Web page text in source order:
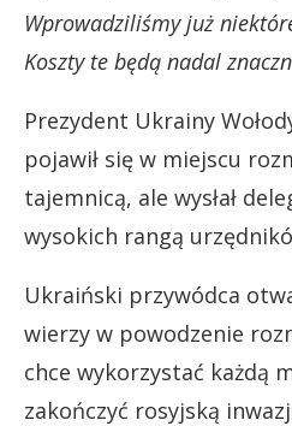
Wprowadziliśmy już
Koszty te będą nadal
Prezydent Ukrainy
pojawił się w miejscu
tajemnicą, ale wysłał
wysokich rangą
Ukraiński przywódca
wierzy w powodzenie
chce wykorzystać każdą
zakończyć rosyjską